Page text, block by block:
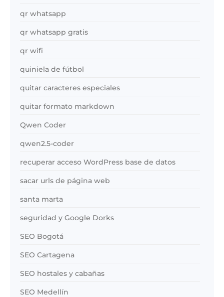
qr whatsapp
qr whatsapp gratis
qr wifi
quiniela de fútbol
quitar caracteres especiales
quitar formato markdown
Qwen Coder
qwen2.5-coder
recuperar acceso WordPress base de datos
sacar urls de página web
santa marta
seguridad y Google Dorks
SEO Bogotá
SEO Cartagena
SEO hostales y cabañas
SEO Medellín